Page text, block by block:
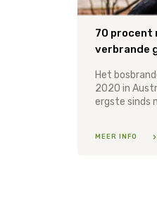
70 procent
verbrande
Het
2020 in
MEER INFO